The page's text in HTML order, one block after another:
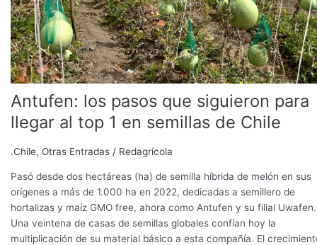
Antufen: los pasos que siguieron para
llegar al top 1 en semillas de Chile
.Chile, Otras Entradas / Redagrícola
Pasó desde dos hectáreas (ha) de semilla híbrida de melón en sus
orígenes a más de 1.000 ha en 2022, dedicadas a semillero de
hortalizas y maíz GMO free, ahora como Antufen y su filial Uwafen.
Una veintena de casas de semillas globales confían hoy la
multiplicación de su material básico a esta compañía. El
en
semillas
de
Chile